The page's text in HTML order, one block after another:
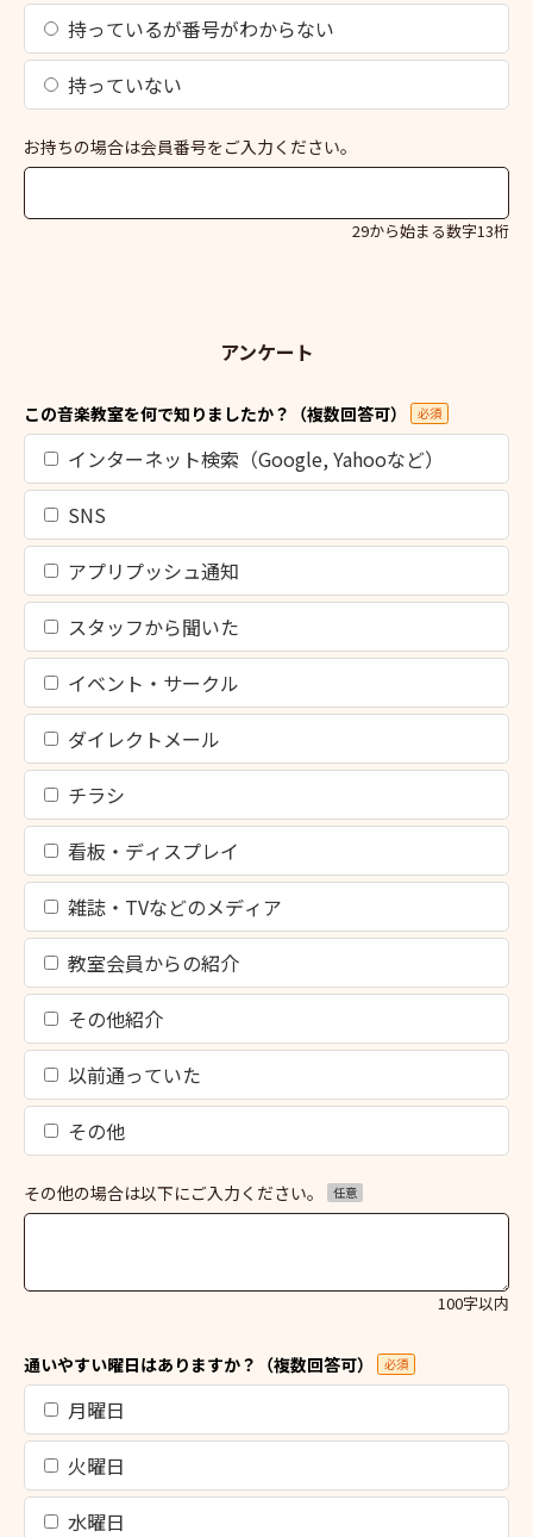
持っているが番号がわからない
持っていない
お持ちの場合は会員番号をご入力ください。
29から始まる数字13桁
アンケート
この音楽教室を何で知りましたか？（複数回答可） 必須
インターネット検索（Google, Yahooなど）
SNS
アプリプッシュ通知
スタッフから聞いた
イベント・サークル
ダイレクトメール
チラシ
看板・ディスプレイ
雑誌・TVなどのメディア
教室会員からの紹介
その他紹介
以前通っていた
その他
その他の場合は以下にご入力ください。 任意
100字以内
通いやすい曜日はありますか？（複数回答可） 必須
月曜日
火曜日
水曜日